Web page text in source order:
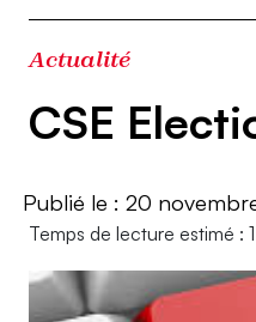
Actualité
CSE
20
Temps de lecture estimé :